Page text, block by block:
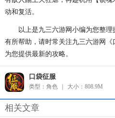
动和复活。
以上是九三六游网小编为您整
有所帮助，请时常关注九三六游网
为您提供最新的攻略。
口袋征服
类型：角色 大小：808.9M
相关文章